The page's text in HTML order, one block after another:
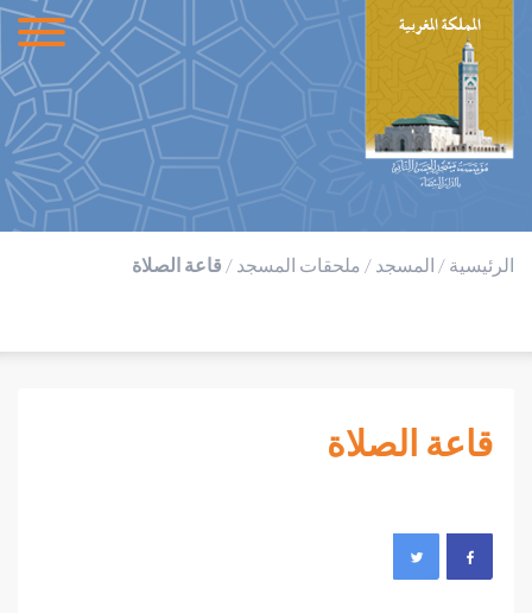
الرئيسية / المسجد / ملحقات المسجد / قاعة الصلاة
قاعة الصلاة